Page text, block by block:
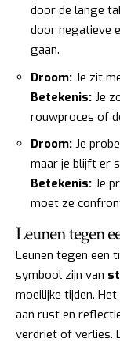
door de lange
door negatieve
gaan.
Droom: Je zit
Betekenis: Je
rouwproces of
Droom: Je
maar je blijft er
Betekenis: Je
moet ze
Leunen tegen
Leunen tegen een
symbool zijn van
moeilijke tijden.
aan rust en
verdriet of verlies.